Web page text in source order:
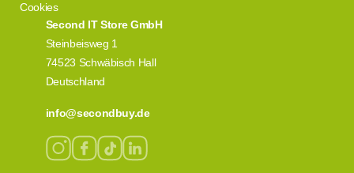
Second IT Store GmbH
Steinbeisweg 1
74523 Schwäbisch Hall
Deutschland
info@secondbuy.de
Cookies